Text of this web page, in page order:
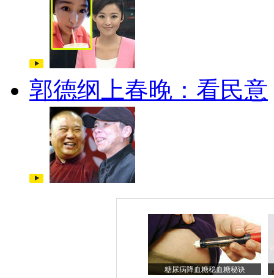
郭德纲上春晚：看民意
糖尿病降血糖稳血糖秘诀